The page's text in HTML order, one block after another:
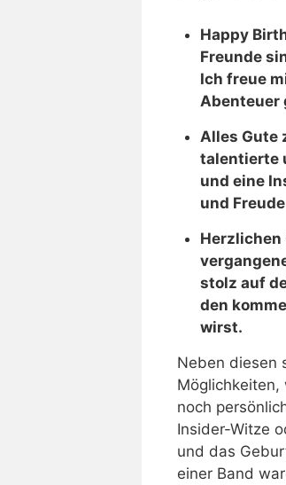
Happy
Freunde
Ich freue
Abenteuer
Alles Gute
talentierte
und eine
und
Herzlichen
stolz auf
den
wirst.
Neben diesen
Möglichkeiten,
noch
Insider-Witze
und das
einer Band